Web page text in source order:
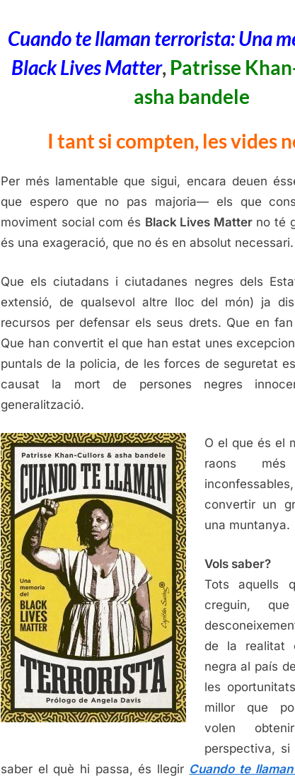
Cuando te llaman terrorista: Una
Black Lives Matter, Patrisse
asha bandele
I tant si compten, les vides
Per més lamentable que sigui, encara deuen
que espero que no pas majoria— els que
moviment social com és Black Lives Matterno té
és una exageració, que no és en absolut necessari.
Que els ciutadans i ciutadanes negres dels
extensió, de qualsevol altre lloc del món) ja
recursos per defensar els seus drets. Que en
Que han convertit el que han estat unes
puntals de la policia, de les forces de seguretat
causat la mort de persones negres
generalització.
O el que és el
raons
convertir un
una muntanya.
Vols saber?
Tots aquells
creguin,
de la realitat
negra al país
les
millor que
volen
perspectiva,
saber el què hi passa, és llegir Cuando te